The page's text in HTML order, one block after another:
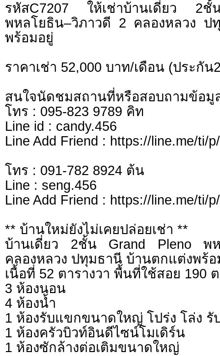
รหัสC7207 ให้เช่าบ้านเดี่ยว 2
พหลโยธิน–วิภาวดี 2 คลองหลวง ป
พร้อมอยู่
ราคาเช่า 52,000 บาท/เดือน (ประกัน
สนใจนัดชมสถานที่หรือสอบถามข้อมู
โทร : 095-823 9789 คิท
Line id : candy.456
Line Add Friend : https://line.me/ti/
โทร : 091-782 8924 ต้น
Line : seng.456
Line Add Friend : https://line.me/ti/
** บ้านใหม่ยังไม่เคยปล่อยเช่า **
บ้านเดี่ยว 2ชั้น Grand Pleno พ
คลองหลวง ปทุมธานี บ้านตกแต่งพร้อ
เนื้อที่ 52 ตารางวา พื้นที่ใช้สอย 190
3 ห้องนอน
4 ห้องน้ำ
1 ห้องรับแขกขนาดใหญ่ โปร่ง โล่ง รั
1 ห้องครัวบิวท์อินดีไซน์โมเดิร์น
1 ห้องซักล้างต่อเติมขนาดใหญ่